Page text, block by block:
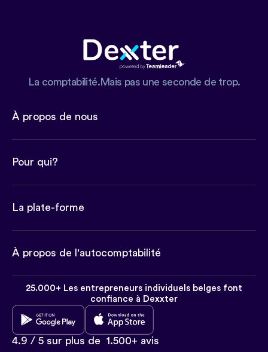
La comptabilité.Mais pas une seconde de trop.
À propos de nous
Pour qui?
La plate-forme
À propos de l'autocomptabilité
25.000+ Les entrepreneurs individuels belges font
confiance à Dexxter
4.9 / 5 sur plus de 1.500+ avis